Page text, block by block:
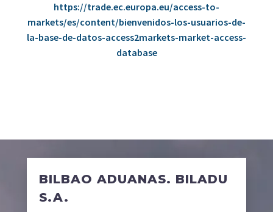
https://trade.ec.europa.eu/access-to-
markets/es/content/bienvenidos-los-usuarios-de-
la-base-de-datos-access2markets-market-access-
database
BILBAO ADUANAS. BILADU
S.A.